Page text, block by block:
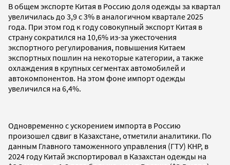
В общем экспорте Китая в Россию доля одежды за квартал
увеличилась до 3,9 с 3% в аналогичном квартале 2025
года. При этом год к году совокупный экспорт Китая в
страну сократился на 10,6% из-за ужесточения
экспортного регулирования, повышения Китаем
экспортных пошлин на некоторые категории, а также
охлаждения в крупных сегментах автомобилей и
автокомпонентов. На этом фоне импорт одежды
увеличился на 6,4%.
Одновременно с ускорением импорта в Россию
произошел сдвиг в Казахстане, отметили аналитики. По
данным Главного таможенного управления (ГТУ) КНР, в
2024 году Китай экспортировал в Казахстан одежды на